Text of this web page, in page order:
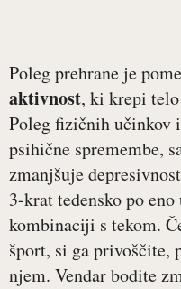
Poleg prehrane je
aktivnost, ki krepi
Poleg fizičnih učinkov
psihične spremembe,
zmanjšuje
3-krat tedensko po
kombinaciji s tekom.
šport, si ga privoščite,
njem. Vendar bodite